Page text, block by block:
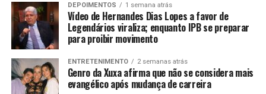
DEPOIMENTOS 1 semana atrás
Vídeo de Hernandes Dias Lopes a favor de
Legendários viraliza; enquanto IPB se preparar
para proibir movimento
ENTRETENIMENTO 2 semanas atrás
Genro da Xuxa afirma que não se considera mais
evangélico após mudança de carreira